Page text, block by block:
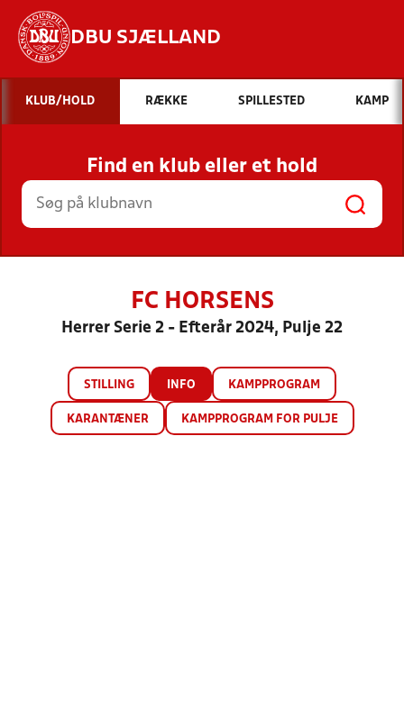
DBU SJÆLLAND
Hvad vil du søge efter?
INDHOLD OG NYHEDER
STILLINGER, RESULTATER, KLUBBER OG
HOLD
KLUB/HOLD RÆKKE SPILLESTED KAMP
Find en klub eller et hold
FC HORSENS
Herrer Serie 2 - Efterår 2024, Pulje 22
STILLING INFO KAMPPROGRAM
KARANTÆNER KAMPPROGRAM FOR PULJE